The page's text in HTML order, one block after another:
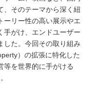
、そのテーマから深く紐
ーリー性の高い展示やエ
手がけ、エンドユーザー
した。今回その取り組み
）の拡張に特化した
等を世界的に手がける